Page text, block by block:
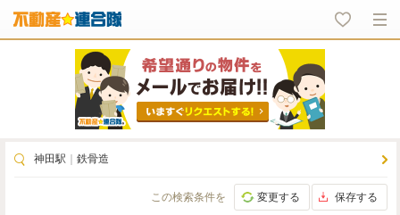
神田駅 鉄骨造
この検索条件を 変更する 保存する